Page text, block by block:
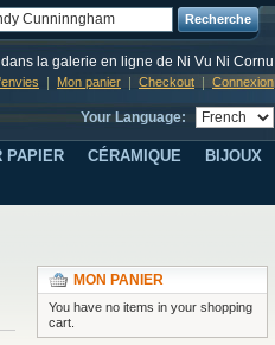
Recherche
la galerie en ligne de Ni Vu Ni Cornu
Mon panier Checkout Connexion
Your Language:
PAPIER CÉRAMIQUE BIJOUX
MON PANIER
You have no items in your shopping
cart.